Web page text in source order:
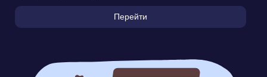
Перейти